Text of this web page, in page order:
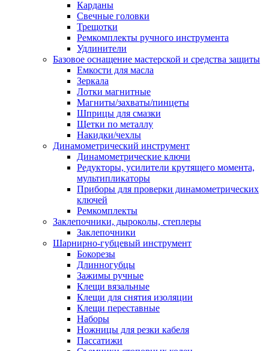
Карданы
Свечные головки
Трещотки
Ремкомплекты ручного инструмента
Удлинители
Базовое оснащение мастерской и средства защиты
Емкости для масла
Зеркала
Лотки магнитные
Магниты/захваты/пинцеты
Шприцы для смазки
Щетки по металлу
Накидки/чехлы
Динамометрический инструмент
Динамометрические ключи
Редукторы, усилители крутящего момента,
мультипликаторы
Приборы для проверки динамометрических
ключей
Ремкомплекты
Заклепочники, дыроколы, степлеры
Заклепочники
Шарнирно-губцевый инструмент
Бокорезы
Длинногубцы
Зажимы ручные
Клещи вязальные
Клещи для снятия изоляции
Клещи переставные
Наборы
Ножницы для резки кабеля
Пассатижи